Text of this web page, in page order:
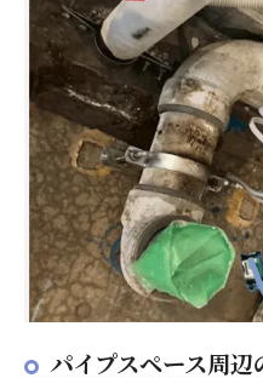
パイプスペース周